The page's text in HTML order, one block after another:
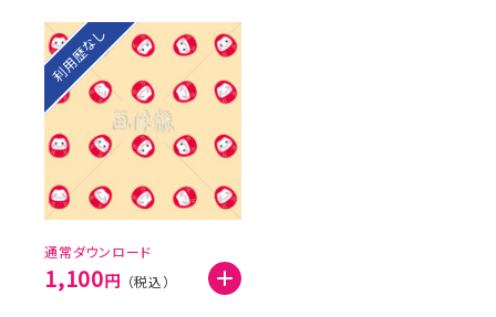
利用歴なし
通常ダウンロード
1,100円